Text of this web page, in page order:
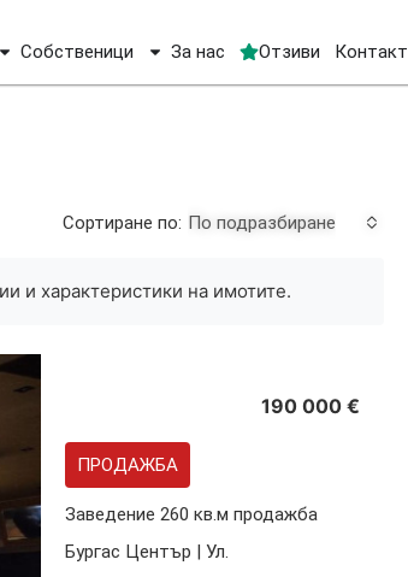
Собственици За нас Отзиви
Контакт
Сортиране по: По подразбиране
и характеристики на имотите.
ПРОДАЖБА
Заведение 260 кв.м продажба
Бургас Център | Ул.
190 000 €